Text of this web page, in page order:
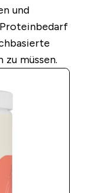
und
zu müssen.